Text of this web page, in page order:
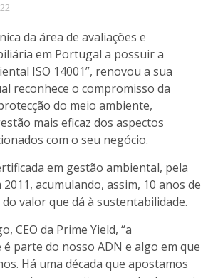
da área de avaliações e
em Portugal a possuir a
ISO 14001”, renovou a sua
reconhece o compromisso da
do meio ambiente,
mais eficaz dos aspectos
com o seu negócio.
em gestão ambiental, pela
acumulando, assim, 10 anos de
valor que dá à sustentabilidade.
CEO da Prime Yield, “a
parte do nosso ADN e algo em que
Há uma década que apostamos